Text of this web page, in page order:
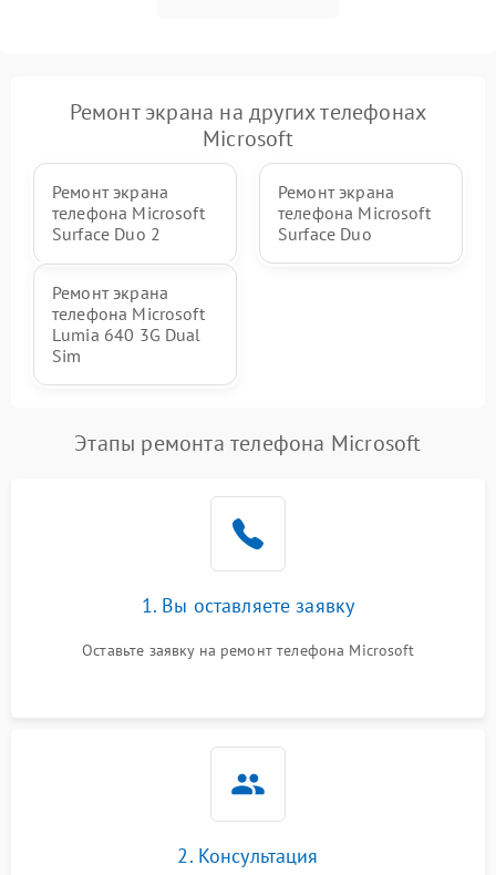
Ремонт экрана на других телефонах
Microsoft
Ремонт экрана
телефона Microsoft
Surface Duo 2
Ремонт экрана
телефона Microsoft
Surface Duo
Ремонт экрана
телефона Microsoft
Lumia 640 3G Dual
Sim
Этапы ремонта телефона Microsoft
1. Вы оставляете заявку
Оставьте заявку на ремонт телефона Microsoft
2. Консультация